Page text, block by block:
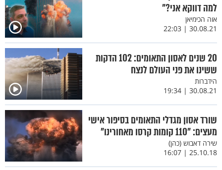
למה דווקא אני?"
אוה הכימיאן
30.08.21 | 22:03
20 שנים לאסון התאומים: 102 הדקות
ששינו את פני העולם לנצח
הידברות
30.08.21 | 19:34
שורד אסון מגדלי התאומים בסיפור אישי
מעצים: "110 קומות קרסו מאחורינו"
שירה דאבוש (כהן)
25.10.18 | 16:07